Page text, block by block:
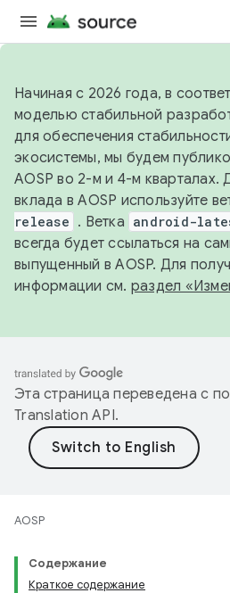
Начиная с 2026 года, в
моделью стабильной
для обеспечения
экосистемы, мы будем
AOSP во 2-м и 4-м кварталах.
вклада в AOSP используйте
release . Ветка android-
всегда будет ссылаться на
выпущенный в AOSP. Для
информации см. раздел
Эта страница переведена с
Translation API.
AOSP
Содержание
Краткое содержание